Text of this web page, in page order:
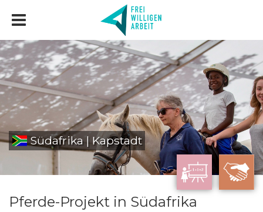
Südafrika | Kapstadt
Pferde-Projekt in Südafrika